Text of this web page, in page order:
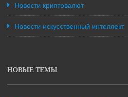
Новости криптовалют
Новости искусственный интеллект
НОВЫЕ ТЕМЫ